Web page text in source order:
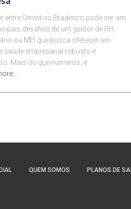
entre Omint ou Bradesco pode ser um
desafios de um gestor de RH,
ou MEI que busca oferecer um
saúde empresarial robusto e
Mais do que números, é
QUEM SOMOS PLANOS DE